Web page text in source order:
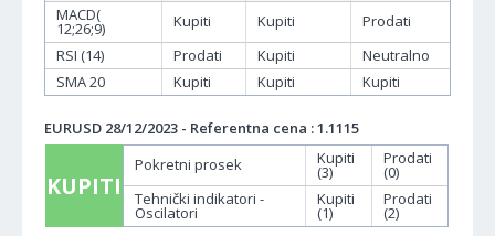
MACD(
12;26;9) Kupiti Kupiti
Prodati
RSI (14)
Prodati Kupiti
Neutralno
SMA 20
Kupiti Kupiti Kupiti
EURUSD 28/12/2023 - Referentna cena : 1.1115
KUPITI
Pokretni prosek Kupiti
(3)
Prodati
(0)
Tehnički indikatori -
Oscilatori
Kupiti
(1)
Prodati
(2)